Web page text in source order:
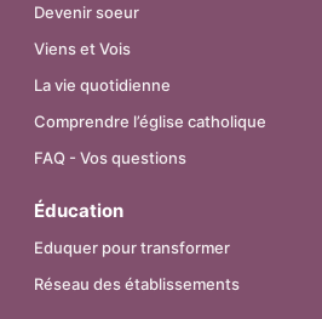
Devenir soeur
Viens et Vois
La vie quotidienne
Comprendre l’église catholique
FAQ - Vos questions
Éducation
Eduquer pour transformer
Réseau des établissements